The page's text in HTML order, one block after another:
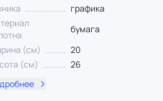
графика
бумага
(см)
20
(см)
26